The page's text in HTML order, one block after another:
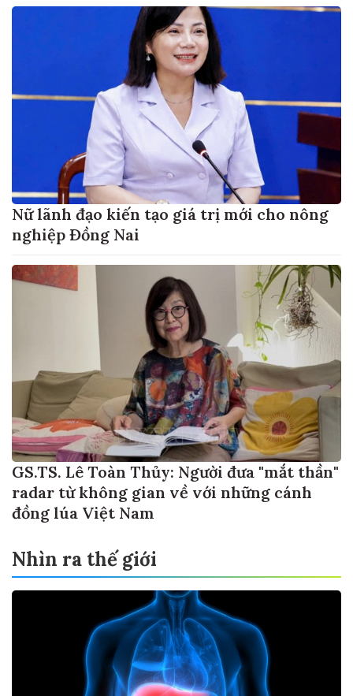
Nữ lãnh đạo kiến tạo giá trị mới cho nông
nghiệp Đồng Nai
GS.TS. Lê Toàn Thủy: Người đưa "mắt thần"
radar từ không gian về với những cánh
đồng lúa Việt Nam
Nhìn ra thế giới